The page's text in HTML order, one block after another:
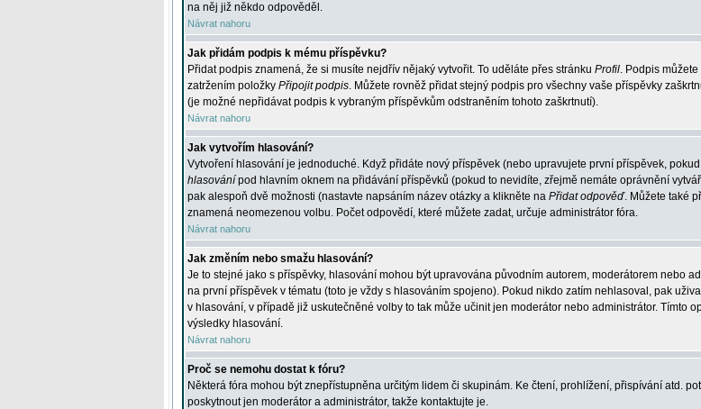
na něj již někdo odpověděl.
Návrat nahoru
Jak přidám podpis k mému příspěvku?
Přidat podpis znamená, že si musíte nejdřív nějaký vytvořit. To uděláte přes stránku Profil. Podpis
zatržením položky Připojit podpis. Můžete rovněž přidat stejný podpis pro všechny vaše příspěvky
(je možné nepřidávat podpis k vybraným příspěvkům odstraněním tohoto zaškrtnutí).
Návrat nahoru
Jak vytvořím hlasování?
Vytvoření hlasování je jednoduché. Když přidáte nový příspěvek (nebo upravujete první příspěvek,
hlasování pod hlavním oknem na přidávání příspěvků (pokud to nevidíte, zřejmě nemáte oprávnění
pak alespoň dvě možnosti (nastavte napsáním název otázky a klikněte na Přidat odpověď. Můžete také
znamená neomezenou volbu. Počet odpovědí, které můžete zadat, určuje administrátor fóra.
Návrat nahoru
Jak změním nebo smažu hlasování?
Je to stejné jako s příspěvky, hlasování mohou být upravována původním autorem, moderátorem nebo
na první příspěvek v tématu (toto je vždy s hlasováním spojeno). Pokud nikdo zatím nehlasoval, pak
v hlasování, v případě již uskutečněné volby to tak může učinit jen moderátor nebo administrátor. Tímto
výsledky hlasování.
Návrat nahoru
Proč se nemohu dostat k fóru?
Některá fóra mohou být znepřístupněna určitým lidem či skupinám. Ke čtení, prohlížení, přispívání atd.
poskytnout jen moderátor a administrátor, takže kontaktujte je.